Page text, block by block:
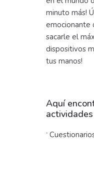
minuto más!
emocionante
sacarle el
dispositivos
tus manos!
Aquí